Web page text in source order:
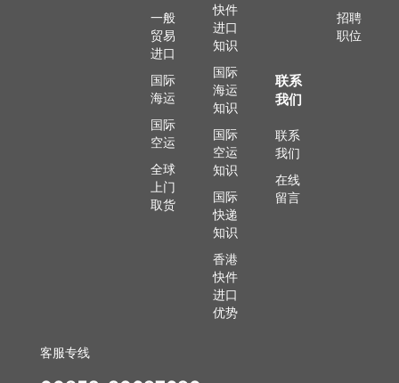
一般
贸易
进口
国际
海运
国际
空运
全球
上门
取货
快件
进口
知识
国际
海运
知识
国际
空运
知识
国际
快递
知识
香港
快件
进口
优势
招聘
职位
联系
我们
联系
我们
在线
留言
客服专线